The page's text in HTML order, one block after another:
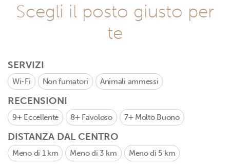
Scegli il posto giusto per
te
SERVIZI
Wi-Fi Non fumatori Animali ammessi
RECENSIONI
9+ Eccellente 8+ Favoloso 7+ Molto Buono
DISTANZA DAL CENTRO
Meno di 1 km Meno di 3 km Meno di 5 km